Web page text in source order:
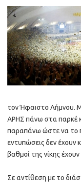
τον Ήφαιστο Λήμνου.
ΑΡΗΣ πάνω στα παρκέ
παραπάνω ώστε να το
εντυπώσεις δεν έχουν
βαθμοί της νίκης έχουν
Σε αντίθεση με το